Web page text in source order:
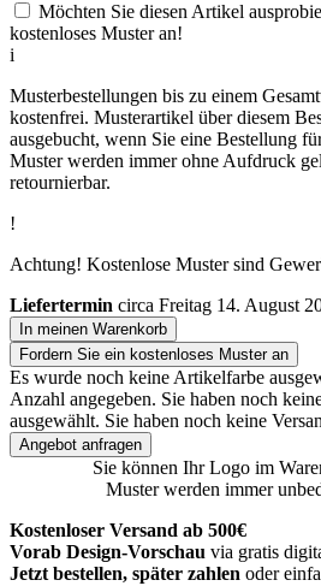
Möchten Sie diesen Artikel
kostenloses Muster an!
i
Musterbestellungen bis zu einem
kostenfrei. Musterartikel über diesem
ausgebucht, wenn Sie eine Bestellung
Muster werden immer ohne Aufdruck
retournierbar.
!
Achtung! Kostenlose Muster sind
Liefertermin circa Freitag 14. August
In meinen Warenkorb
Fordern Sie ein kostenloses Muster an
Es wurde noch keine Artikelfarbe
Anzahl angegeben. Sie haben noch
ausgewählt. Sie haben noch keine
Angebot anfragen
Sie können Ihr Logo im
Muster werden immer
Kostenloser Versand ab 500€
Vorab Design-Vorschau via gratis
Jetzt bestellen, später zahlen oder